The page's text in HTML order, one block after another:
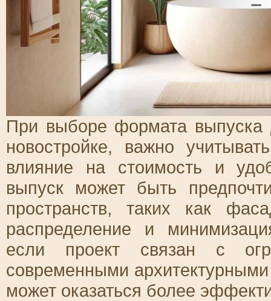
При выборе формата
новостройке, важно
влияние на стоимость и
выпуск может быть
пространств, таких как
распределение и
если проект связан с
современными
может оказаться более